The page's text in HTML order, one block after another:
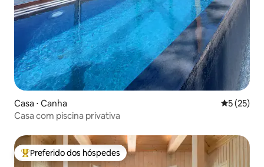
Casa ⋅ Canha 5 de uma
5 (25)
Casa com piscina privativa
Entre os melhores preferidos dos hóspedes
Preferido dos hóspedes